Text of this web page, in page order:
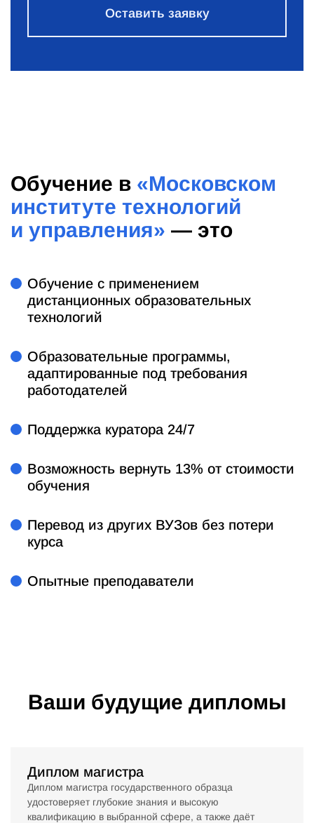
Оставить заявку
Обучение в «Московском
институте технологий
и управления» — это
Обучение с применением
дистанционных образовательных
технологий
Образовательные программы,
адаптированные под требования
работодателей
Поддержка куратора 24/7
Возможность вернуть 13% от стоимости
обучения
Перевод из других ВУЗов без потери
курса
Опытные преподаватели
Ваши будущие дипломы
Диплом магистра
Диплом магистра государственного образца
удостоверяет глубокие знания и высокую
квалификацию в выбранной сфере, а также даёт